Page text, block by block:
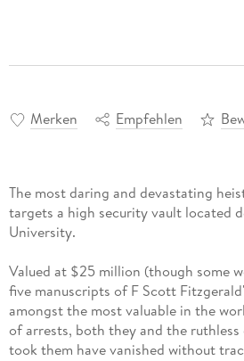
Merken Empfehlen
The most daring and devastating
targets a high security vault located
University.
Valued at $25 million (though some
five manuscripts of F Scott
amongst the most valuable in the
of arrests, both they and the
took them have vanished without